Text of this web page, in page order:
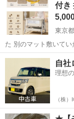
付
東京
た 別のマット敷いてい
あります 石…
東京 練馬区 石
自社
理想
（株）